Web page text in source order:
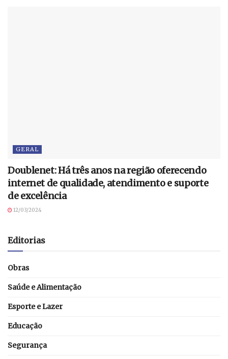
GERAL
Doublenet: Há três anos na região oferecendo
internet de qualidade, atendimento e suporte
de excelência
12/03/2024
Editorias
Obras
Saúde e Alimentação
Esporte e Lazer
Educação
Segurança